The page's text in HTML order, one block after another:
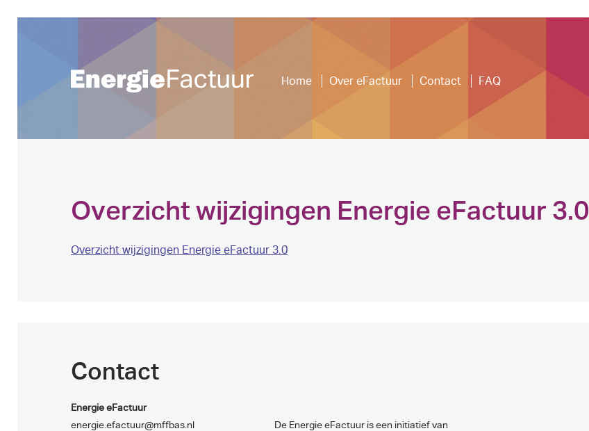
Home Over eFactuur Contact FAQ
Overzicht wijzigingen Energie eFactuur 3.0
Overzicht wijzigingen Energie eFactuur 3.0
Contact
Energie eFactuur
energie.efactuur@mffbas.nl
De Energie eFactuur is een initiatief van